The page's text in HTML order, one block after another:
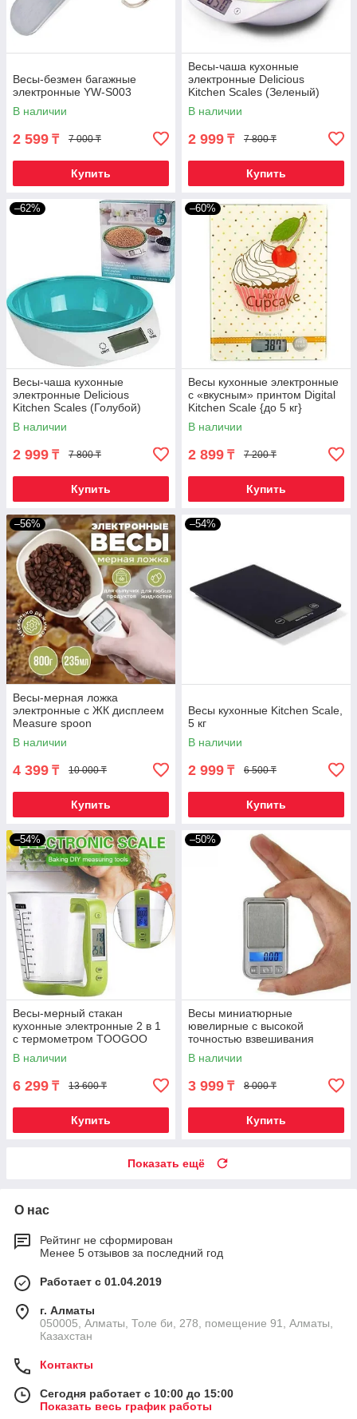
Весы-безмен багажные
электронные YW-S003
В наличии
2 599 ₸ 7 000 ₸
Купить
Весы-чаша кухонные
электронные Delicious
Kitchen Scales (Зеленый)
В наличии
2 999 ₸ 7 800 ₸
Купить
–62%
Весы-чаша кухонные
электронные Delicious
Kitchen Scales (Голубой)
В наличии
2 999 ₸ 7 800 ₸
Купить
–60%
Весы кухонные электронные
с «вкусным» принтом Digital
Kitchen Scale {до 5 кг}
(Пироженка)
В наличии
2 899 ₸ 7 200 ₸
Купить
–56%
Весы-мерная ложка
электронные с ЖК дисплеем
Measure spoon
В наличии
4 399 ₸ 10 000 ₸
Купить
–54%
Весы кухонные Kitchen Scale,
5 кг
В наличии
2 999 ₸ 6 500 ₸
Купить
–54%
Весы-мерный стакан
кухонные электронные 2 в 1
с термометром TOOGOO
{600мл, до 1 кг}
В наличии
6 299 ₸ 13 600 ₸
Купить
–50%
Весы миниатюрные
ювелирные с высокой
точностью взвешивания
microScale в чехле {LCD
дисплей с подсветкой} (200
В наличии
3 999 ₸ 8 000 ₸
Купить
Показать ещё
О нас
Рейтинг не сформирован
Менее 5 отзывов за последний год
Работает с 01.04.2019
г. Алматы
050005, Алматы, Толе би, 278, помещение 91, Алматы,
Казахстан
Контакты
Сегодня работает с 10:00 до 15:00
Показать весь график работы